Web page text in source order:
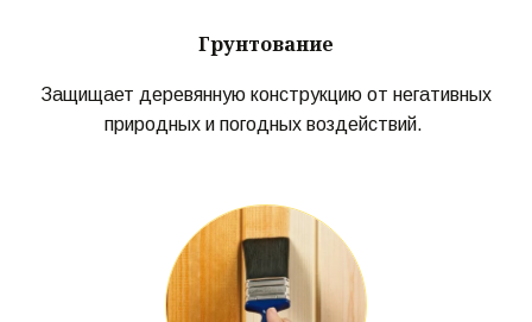
Грунтование
Защищает деревянную конструкцию от негативных
природных и погодных воздействий.